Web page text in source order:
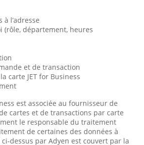
à l’adresse
(rôle, département, heures
et de transaction
carte JET for Business
est associée au fournisseur de
cartes et de transactions par carte
le responsable du traitement
de certaines des données à
dessus par Adyen est couvert par la